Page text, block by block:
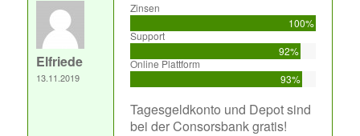
Elfriede
13.11.2019
Zinsen
100%
Support
92%
Online Plattform
93%
Tagesgeldkonto und Depot sind
bei der Consorsbank gratis!